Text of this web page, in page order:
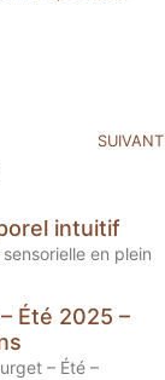
SUIVANT
intuitif
en plein
Été 2025 –
– Été –